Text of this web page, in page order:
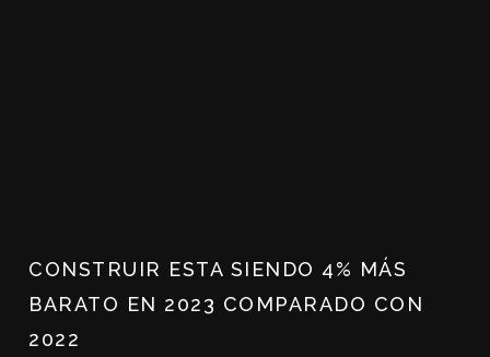
CONSTRUIR ESTA SIENDO 4% MÁS
BARATO EN 2023 COMPARADO CON
2022